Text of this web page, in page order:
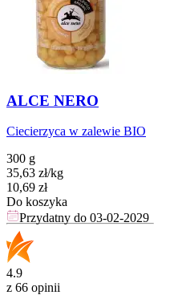
ALCE NERO
Ciecierzyca w zalewie BIO
300 g
35,63 zł/kg
Cena
10,69 zł
Do koszyka
Przydatny do 03-02-2029
4.9
z 66 opinii